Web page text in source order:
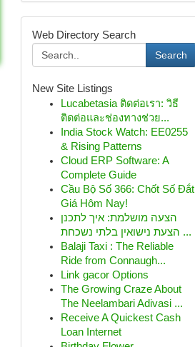
Web Directory Search
Search
New Site Listings
Lucabetasia ติดต่อเรา: วิธี
ติดต่อและช่องทางช่วย...
India Stock Watch: EE0255
& Rising Patterns
Cloud ERP Software: A
Complete Guide
Cầu Bộ Số 366: Chốt Số Đắt
Giá Hôm Nay!
הצעה מושלמת: איך לתכנן
הצעת נישואין בלתי נשכחת ...
Balaji Taxi : The Reliable
Ride from Connaugh...
Link gacor Options
The Growing Craze About
The Neelambari Adivasi ...
Receive A Quickest Cash
Loan Internet